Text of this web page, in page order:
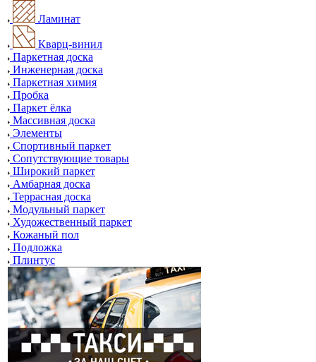
Ламинат
Кварц-винил
Паркетная доска
Инженерная доска
Паркетная химия
Пробка
Паркет ёлка
Массивная доска
Элементы
Спортивный паркет
Сопутствующие товары
Широкий паркет
Амбарная доска
Террасная доска
Модульный паркет
Художественный паркет
Кожаный пол
Подложка
Плинтус